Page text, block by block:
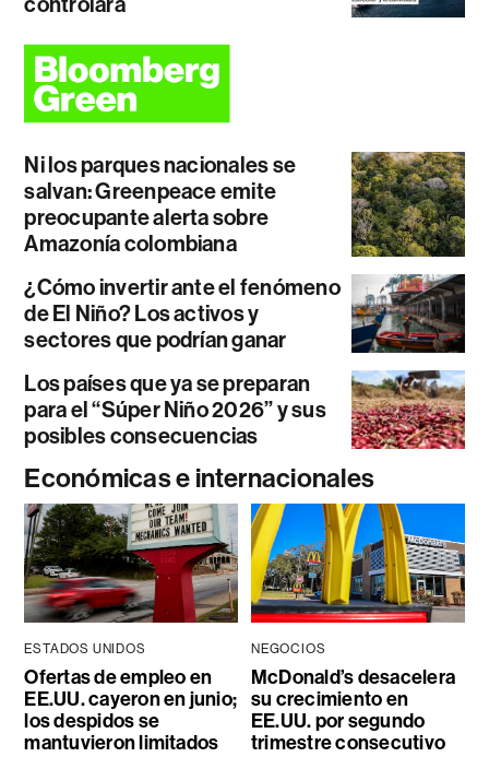
Ni los parques nacionales se
salvan: Greenpeace emite
preocupante alerta sobre
Amazonía colombiana
¿Cómo invertir ante el fenómeno
de El Niño? Los activos y
sectores que podrían ganar
Los países que ya se preparan
para el “Súper Niño 2026” y sus
posibles consecuencias
Económicas e internacionales
ESTADOS UNIDOS
Ofertas de empleo en
EE.UU. cayeron en junio;
los despidos se
mantuvieron limitados
NEGOCIOS
McDonald’s desacelera
su crecimiento en
EE.UU. por segundo
trimestre consecutivo